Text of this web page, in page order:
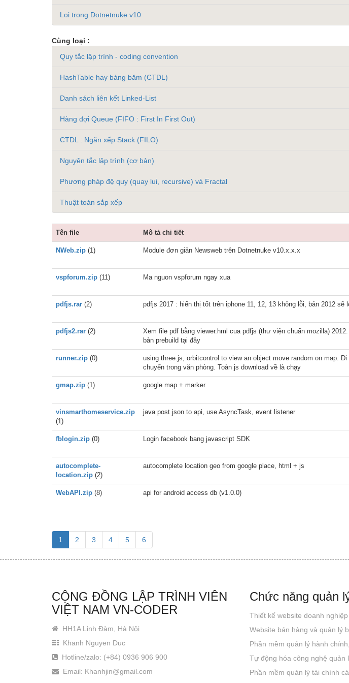
Loi trong Dotnetnuke v10
Cùng loại :
Quy tắc lập trình - coding convention
HashTable hay bảng băm (CTDL)
Danh sách liên kết Linked-List
Hàng đợi Queue (FIFO : First In First Out)
CTDL : Ngăn xếp Stack (FILO)
Nguyên tắc lập trình (cơ bản)
Phương pháp đệ quy (quay lui, recursive) và Fractal
Thuật toán sắp xếp
Tên file Mô tả chi tiết
NWeb.zip (1) Module đơn giản Newsweb trên Dotnetnuke v10.x.x.x
vspforum.zip (11) Ma nguon vspforum ngay xua
pdfjs.rar (2) pdfjs 2017 : hiển thị tốt trên iphone 11, 12, 13 không lỗi, bản 2012 sẽ
pdfjs2.rar (2)
Xem file pdf bằng viewer.hml cua pdfjs (thư viện chuẩn mozilla)
bản prebuild tại đây
runner.zip (0)
using three.js, orbitcontrol to view an object move random on map.
chuyển trong văn phòng. Toàn js download về là chạy
gmap.zip (1) google map + marker
vinsmarthomeservice.zip
(1)
java post json to api, use AsyncTask, event listener
fblogin.zip (0) Login facebook bang javascript SDK
autocomplete-
location.zip (2)
autocomplete location geo from google place, html + js
WebAPI.zip (8) api for android access db (v1.0.0)
1 2 3 4 5 6
CỘNG ĐỒNG LẬP TRÌNH VIÊN
VIỆT NAM VN-CODER
HH1A Linh Đàm, Hà Nội
Khanh Nguyen Duc
Hotline/zalo: (+84) 0936 906 900
Email: Khanhjin@gmail.com
Chức năng quản
Thiết kế website doanh
Website bán hàng và quản lý
Phần mềm quản lý hành
Tự động hóa công nghệ quản
Phần mềm quản lý tài chính